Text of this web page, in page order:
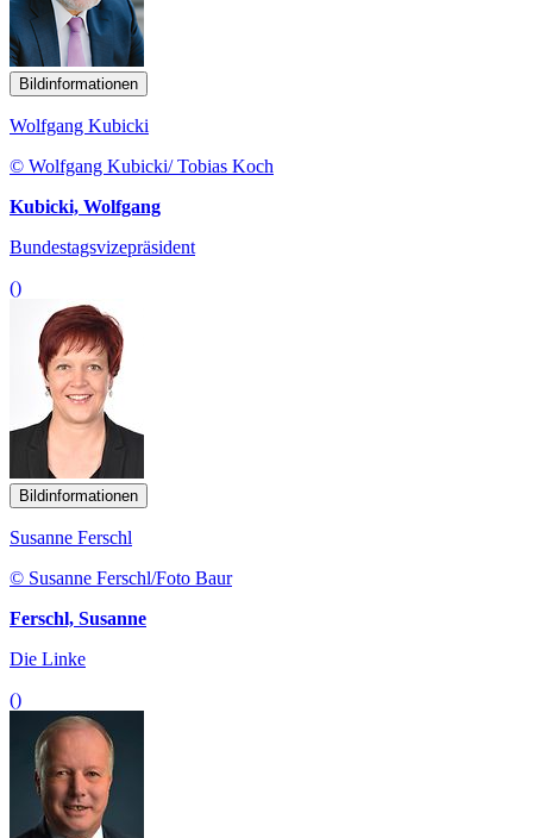
Bildinformationen
Wolfgang Kubicki
© Wolfgang Kubicki/ Tobias Koch
Kubicki, Wolfgang
Bundestagsvizepräsident
()
Bildinformationen
Susanne Ferschl
© Susanne Ferschl/Foto Baur
Ferschl, Susanne
Die Linke
()